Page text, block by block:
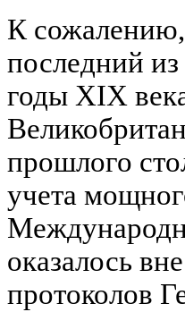
К сожалению,
последний
годы XIX
прошлого
учета
оказалось
протоколов